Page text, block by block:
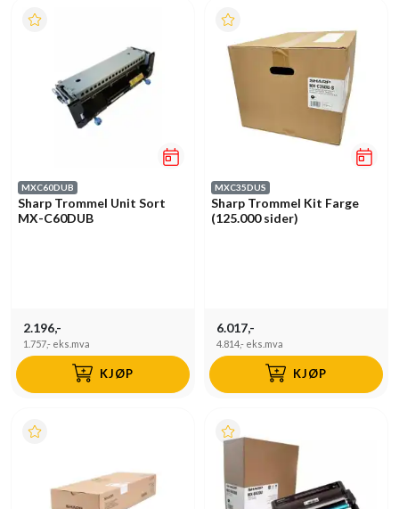
MXC60DUB
Sharp Trommel Unit Sort
MX-C60DUB
2.196,-
1.757,- eks.mva
KJØP
MXC35DUS
Sharp Trommel Kit Farge
(125.000 sider)
6.017,-
4.814,- eks.mva
KJØP